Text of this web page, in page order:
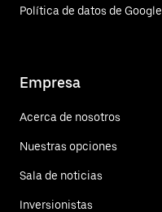
Política de datos de Google
Empresa
Acerca de nosotros
Nuestras opciones
Sala de noticias
Inversionistas